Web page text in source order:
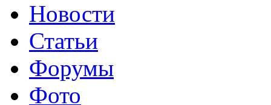
Новости
Статьи
Форумы
Фото